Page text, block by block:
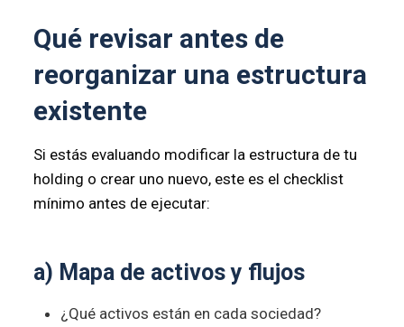
Qué revisar antes de
reorganizar una estructura
existente
Si estás evaluando modificar la estructura de tu
holding o crear uno nuevo, este es el checklist
mínimo antes de ejecutar:
a) Mapa de activos y flujos
¿Qué activos están en cada sociedad?